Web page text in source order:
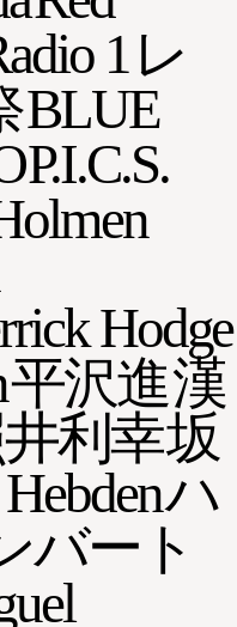
1レ
BLUE
P.I.C.S.
Hodge
平沢進漢
利幸坂
ハ
バート